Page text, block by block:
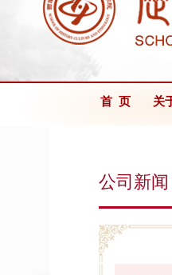
首 页 关
公司新闻